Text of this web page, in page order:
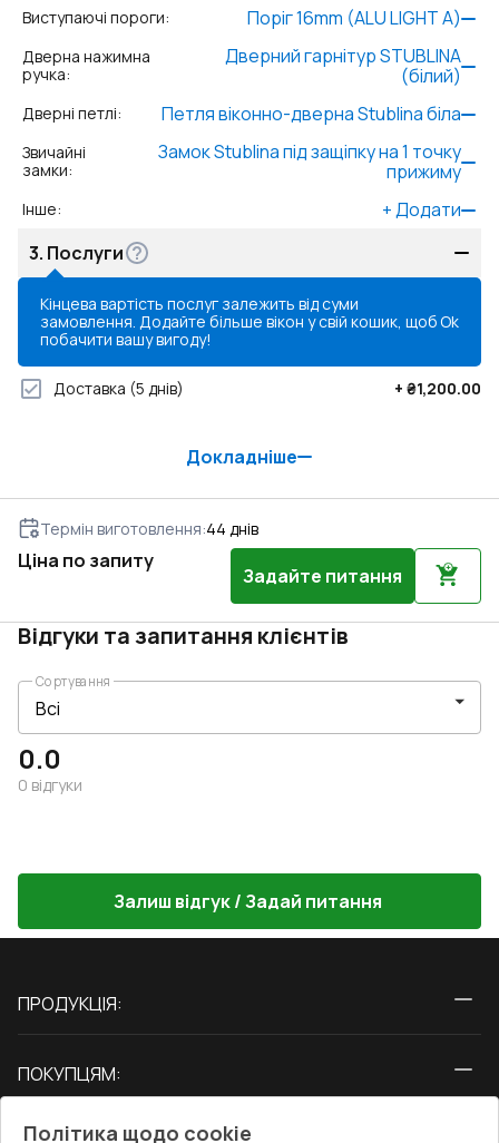
Виступаючі пороги: Поріг 16mm (ALU LIGHT A)
Дверна нажимна
ручка:
Дверний гарнітур STUBLINA
(білий)
Дверні петлі: Петля віконно-дверна Stublina біла
Звичайні
замки:
Замок Stublina під защіпку на 1 точку
прижиму
Інше: +Додати
3. Послуги
Кінцева вартість послуг залежить від суми
замовлення. Додайте більше вікон у свій кошик, щоб
побачити вашу вигоду!
Ok
Доставка (5 днів) + ₴1,200.00
Докладніше
Термін виготовлення:44 днів
Ціна по запиту
Задайте питання
Відгуки та запитання клієнтів
0.0
0 відгуки
Сортування
Залиш відгук / Задай питання
ПРОДУКЦІЯ:
Двері
ПОКУПЦЯМ:
Політика щодо cookie